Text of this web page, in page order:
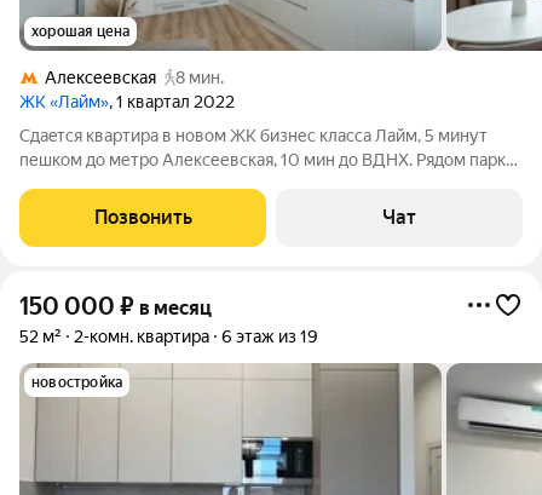
хорошая цена
Алексеевская
8 мин.
ЖК «Лайм», 1 квартал 2022
Сдаeтcя квартира в новом ЖК бизнес класса Лайм, 5 минут
пешком до метро Алексеевская, 10 мин до ВДНХ. Рядом парк
Посудомоечная машина + Есть вся необходимая мебель и
бытовая техника + Свежий
Позвонить Чат
150 000 ₽ в месяц
52 м² 2-комн. квартира 6 этаж из 19
новостройка